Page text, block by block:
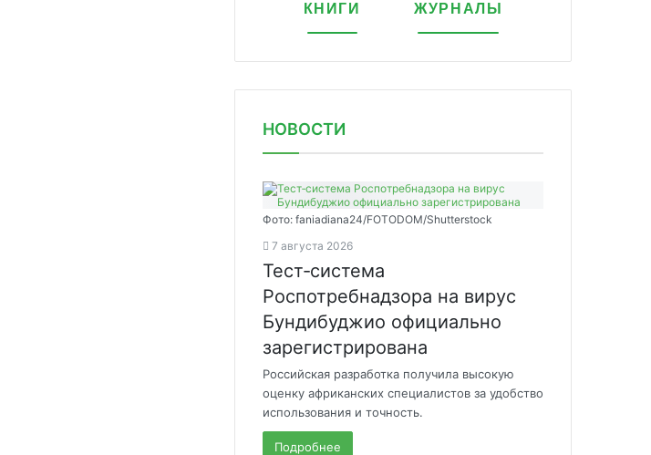
КНИГИ ЖУРНАЛЫ
НОВОСТИ
Фото: faniadiana24/FOTODOM/Shutterstock
7 августа 2026
Тест‑система
Роспотребнадзора на вирус
Бундибуджио официально
зарегистрирована
Российская разработка получила высокую
оценку африканских специалистов за удобство
использования и точность.
Подробнее